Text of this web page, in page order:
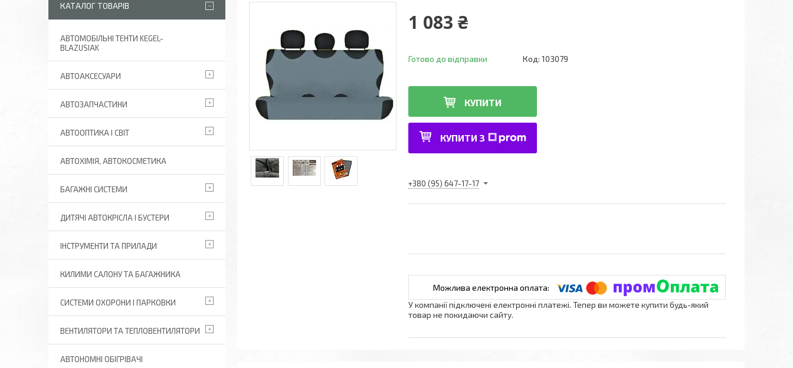
1 083 ₴
Готово до відправки Код: 103079
КУПИТИ
КУПИТИ З
+380 (95) 647-17-17
У компанії підключені електронні платежі. Тепер ви можете купити будь-який
товар не покидаючи сайту.
КАТАЛОГ ТОВАРІВ
АВТОМОБІЛЬНІ ТЕНТИ KEGEL-
BLAZUSIAK
АВТОАКСЕСУАРИ
АВТОЗАПЧАСТИНИ
АВТООПТИКА І СВІТ
АВТОХІМІЯ, АВТОКОСМЕТИКА
БАГАЖНІ СИСТЕМИ
ДИТЯЧІ АВТОКРІСЛА І БУСТЕРИ
ІНСТРУМЕНТИ ТА ПРИЛАДИ
КИЛИМИ САЛОНУ ТА БАГАЖНИКА
СИСТЕМИ ОХОРОНИ І ПАРКОВКИ
ВЕНТИЛЯТОРИ ТА ТЕПЛОВЕНТИЛЯТОРИ
АВТОНОМНІ ОБІГРІВАЧІ